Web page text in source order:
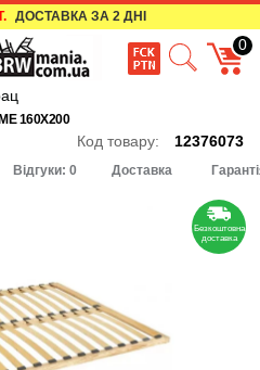
ДОСТАВКА ЗА 2 ДНІ
0
160Х200
Код товару: 12376073
Відгуки: 0 Доставка